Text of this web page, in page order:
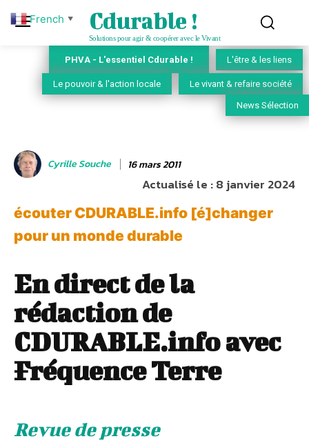
Cdurable !
Solutions pour agir & coopérer avec le Vivant
PHVA - L'essentiel Cdurable ! L'être & les liens
Le pouvoir & l'action locale Le vivant & refaire société
News Sélection
Cyrille Souche 16 mars 2011
Actualisé le :8 janvier 2024
écouter CDURABLE.info [é]changer
pour un monde durable
En direct de la
rédaction de
CDURABLE.info avec
Fréquence Terre
Revue de presse
French ▼